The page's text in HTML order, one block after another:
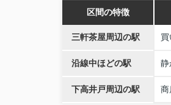
区間の特徴
三軒茶屋周辺の駅
沿線中ほどの駅 静
下高井戸周辺の駅 商